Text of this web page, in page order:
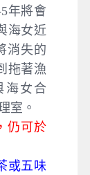
年將會
海女近
消失的
拖著漁
海女合
室。
仍可於
或五味